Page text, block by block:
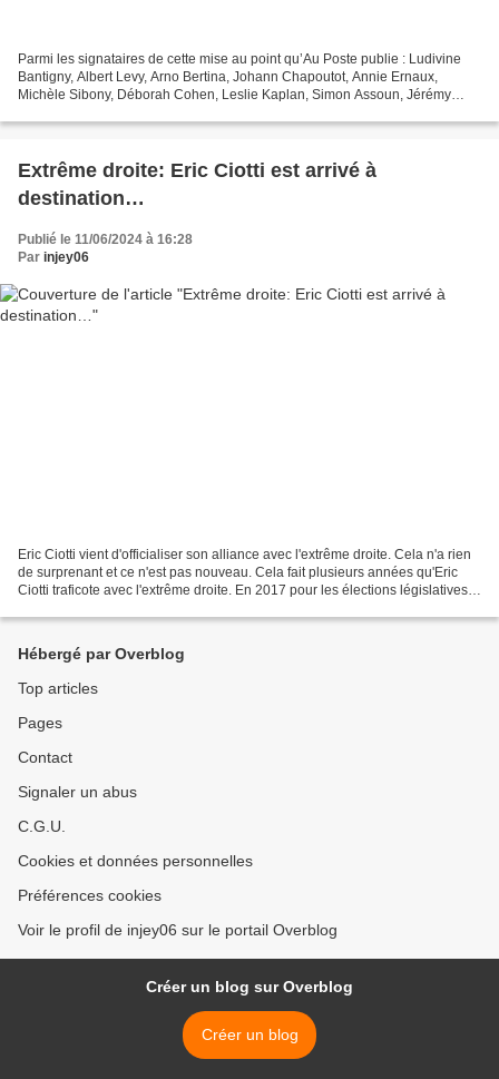
Parmi les signataires de cette mise au point qu’Au Poste publie : Ludivine
Bantigny, Albert Levy, Arno Bertina, Johann Chapoutot, Annie Ernaux,
Michèle Sibony, Déborah Cohen, Leslie Kaplan, Simon Assoun, Jérémy
Extrême droite: Eric Ciotti est arrivé à
destination…
Publié le 11/06/2024 à 16:28
Par injey06
Eric Ciotti vient d'officialiser son alliance avec l'extrême droite. Cela n'a rien
de surprenant et ce n'est pas nouveau. Cela fait plusieurs années qu'Eric
Ciotti traficote avec l'extrême droite. En 2017 pour les élections législatives,
Hébergé par Overblog
Top articles
Pages
Contact
Signaler un abus
C.G.U.
Cookies et données personnelles
Préférences cookies
Voir le profil de injey06 sur le portail Overblog
Créer un blog sur Overblog
Créer un blog